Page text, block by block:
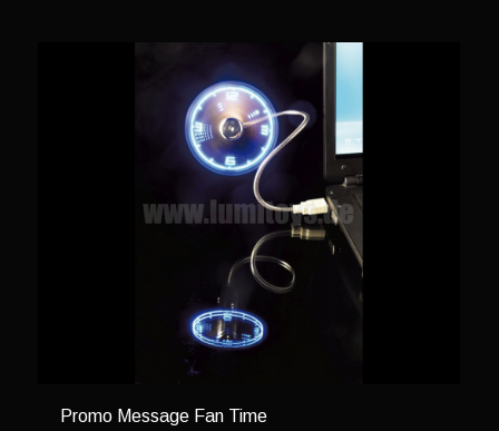
Promo Message Fan Time